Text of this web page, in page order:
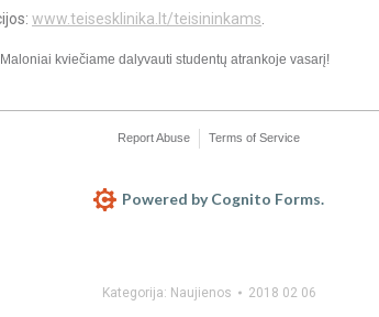
www.teisesklinika.lt/teisininkams
kviečiame dalyvauti studentų atrankoje vasarį!
Report Abuse Terms of Service
Powered by Cognito Forms.
Kategorija: Naujienos 2018 02 06